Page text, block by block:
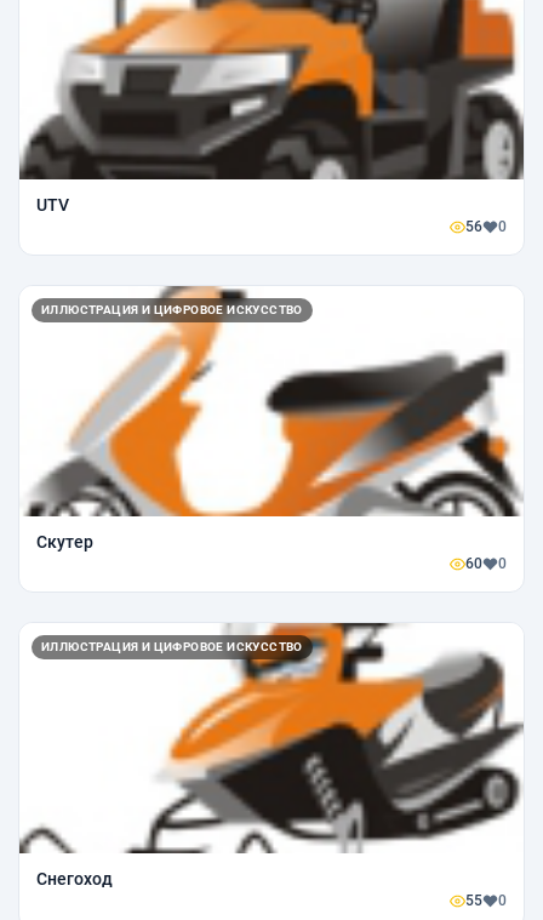
UTV
56 0
ИЛЛЮСТРАЦИЯ И ЦИФРОВОЕ ИСКУССТВО
Скутер
60 0
ИЛЛЮСТРАЦИЯ И ЦИФРОВОЕ ИСКУССТВО
Снегоход
55 0